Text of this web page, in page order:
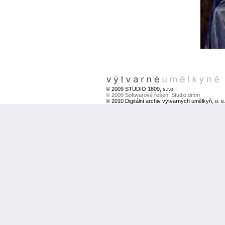
© 2009 STUDIO 1809, s.r.o.
© 2009 Softwarové řešení Studio dmm
© 2010 Digitální archiv výtvarných umělkyň, o. s.